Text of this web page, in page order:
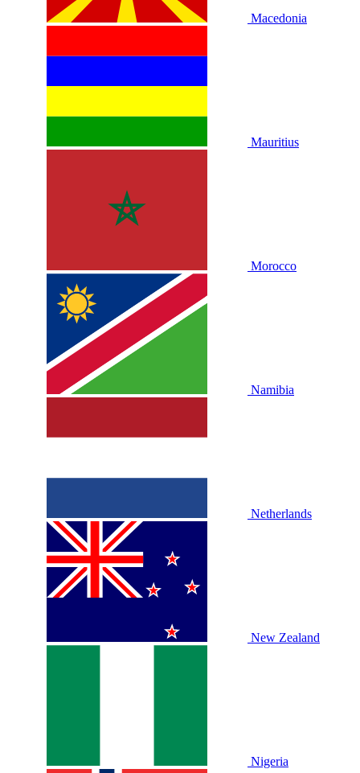
Macedonia
Mauritius
Morocco
Namibia
Netherlands
New Zealand
Nigeria